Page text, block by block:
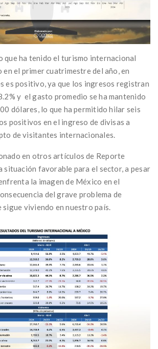
que ha tenido el turismo internacional
en el primer cuatrimestre del año, en
es positivo, ya que los ingresos registran
y el gasto promedio se ha mantenido
dólares, lo que ha permitido hilar seis
positivos en el ingreso de divisas a
de visitantes internacionales.
en otros artículos de Reporte
situación favorable para el sector, a pesar
la imagen de México en el
del grave problema de
sigue viviendo en nuestro país.